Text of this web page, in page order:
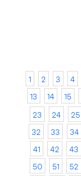
1 2 3 4
13
14 15
23
24 25
32
33 34
41
42 43
50
51 52